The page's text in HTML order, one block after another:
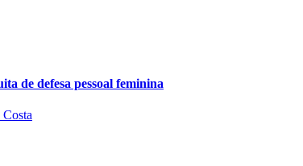
de defesa pessoal feminina